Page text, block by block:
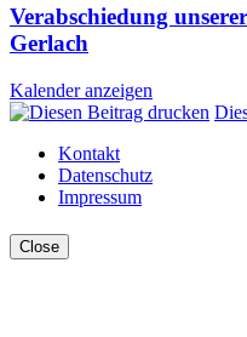
Verabschiedung
Gerlach
Kalender anzeigen
Kontakt
Datenschutz
Impressum
Close